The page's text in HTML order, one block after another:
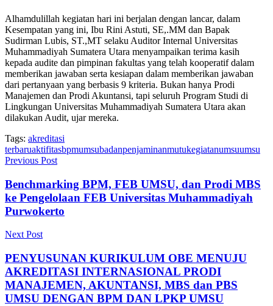
Alhamdulillah kegiatan hari ini berjalan dengan lancar, dalam
Kesempatan yang ini, Ibu Rini Astuti, SE,.MM dan Bapak
Sudirman Lubis, ST.,MT selaku Auditor Internal Universitas
Muhammadiyah Sumatera Utara menyampaikan terima kasih
kepada audite dan pimpinan fakultas yang telah kooperatif dalam
memberikan jawaban serta kesiapan dalam memberikan jawaban
dari pertanyaan yang berbasis 9 kriteria. Bukan hanya Prodi
Manajemen dan Prodi Akuntansi, tapi seluruh Program Studi di
Lingkungan Universitas Muhammadiyah Sumatera Utara akan
dilakukan Audit, ujar mereka.
Tags: akreditasi
terbaruaktifitasbpmumsubadanpenjaminanmutukegiatanumsuumsu
Previous Post
Benchmarking BPM, FEB UMSU, dan Prodi MBS
ke Pengelolaan FEB Universitas Muhammadiyah
Purwokerto
Next Post
PENYUSUNAN KURIKULUM OBE MENUJU
AKREDITASI INTERNASIONAL PRODI
MANAJEMEN, AKUNTANSI, MBS dan PBS
UMSU DENGAN BPM DAN LPKP UMSU